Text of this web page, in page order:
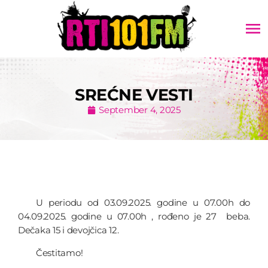
menu
SREĆNE VESTI
September 4, 2025
U periodu od 03.09.2025. godine u 07.00h do
04.09.2025. godine u 07.00h , rođeno je 27 beba.
Dečaka 15 i devojčica 12.
Čestitamo!